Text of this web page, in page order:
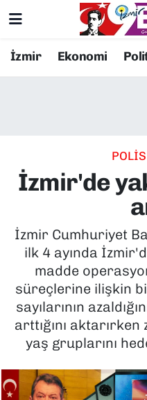
İzmir Ekonomi
İzmir'de
İzmir Cumhuriyet
ilk 4 ayında
madde
süreçlerine ilişkin
sayılarının
arttığını
yaş gruplarını
Resmi İlanlar
EKONOMİ
KÜLTÜR SANAT
MAGAZİN
POLİTİKA
SAĞLIK
SPOR
Konak Nöbetçi
Süper Lig Puan
Tüm Manşetler
Son Dakika
Haber Arşivi